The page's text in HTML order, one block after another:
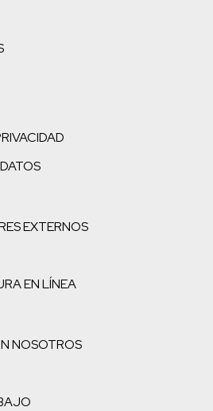
EXTERNOS
EN LÍNEA
NOSOTROS